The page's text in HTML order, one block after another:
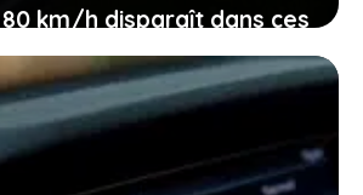
km/h disparaît dans ces
et ce que cela veut dire